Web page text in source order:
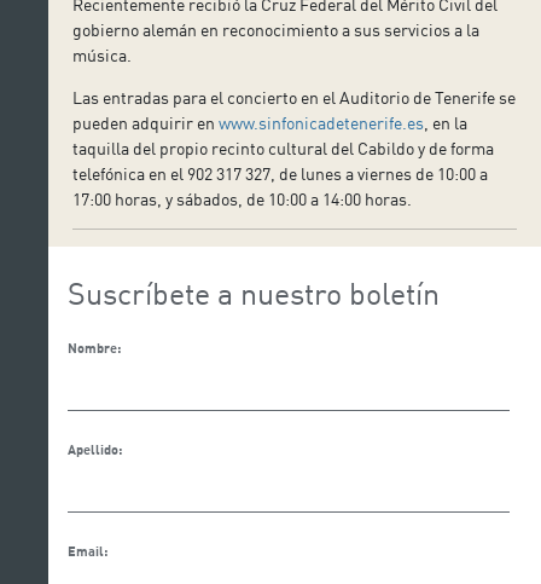
gobierno alemán en reconocimiento a sus servicios a la
música.
Las entradas para el concierto en el Auditorio de Tenerife se
pueden adquirir enwww.sinfonicadetenerife.es , en la
taquilla del propio recinto cultural del Cabildo y de forma
telefónica en el 902 317 327, de lunes a viernes de 10:00 a
17:00 horas, y sábados, de 10:00 a 14:00 horas.
Suscríbete a nuestro boletín
Nombre:
Apellido:
Email: